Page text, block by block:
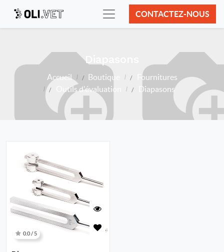
CONTACTEZ-NOUS
Diapasons
Accueil Boutique
Fournitures
Outils d'évaluation
Diapasons
0.0 / 5